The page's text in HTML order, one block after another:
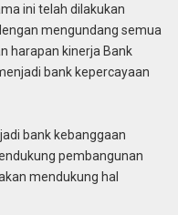
ini telah dilakukan
mengundang semua
harapan kinerja Bank
bank kepercayaan
bank kebanggaan
pembangunan
mendukung hal